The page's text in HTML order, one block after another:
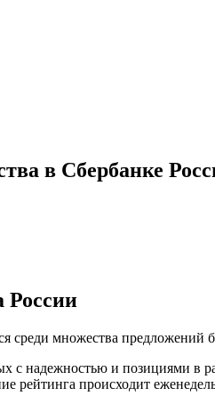
в Сбербанке
России
среди множества предложений
с надежностью и позициями
рейтинга происходит